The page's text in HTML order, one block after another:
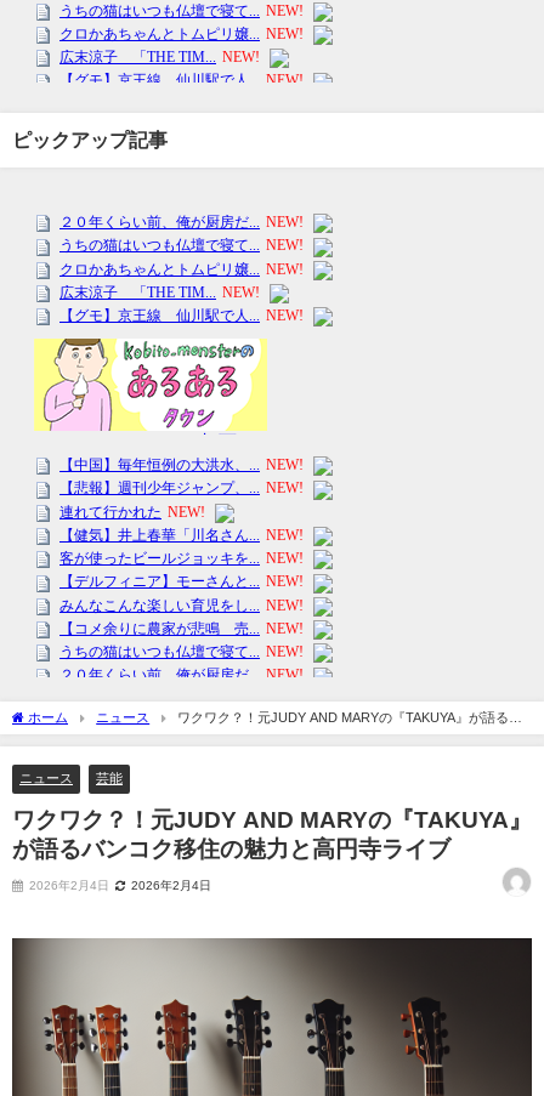
ピックアップ記事
ホーム ニュース
ワクワク？！元JUDY AND MARYの『TAKUYA』が語るバ
ンコク移住の魅力と高円寺ライブ
ニュース 芸能
ワクワク？！元JUDY AND MARYの『TAKUYA』
が語るバンコク移住の魅力と高円寺ライブ
2026年2月4日 2026年2月4日